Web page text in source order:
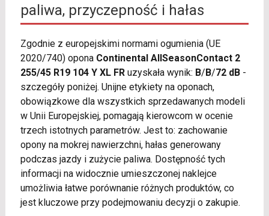
paliwa, przyczepność i hałas
Zgodnie z europejskimi normami ogumienia (UE
2020/740) opona Continental AllSeasonContact 2
255/45 R19 104 Y XL FRuzyskała wynik: B/ B/72 dB-
szczegóły poniżej. Unijne etykiety na oponach,
obowiązkowe dla wszystkich sprzedawanych modeli
w Unii Europejskiej, pomagają kierowcom w ocenie
trzech istotnych parametrów. Jest to: zachowanie
opony na mokrej nawierzchni, hałas generowany
podczas jazdy i zużycie paliwa. Dostępność tych
informacji na widocznie umieszczonej naklejce
umożliwia łatwe porównanie różnych produktów, co
jest kluczowe przy podejmowaniu decyzji o zakupie.